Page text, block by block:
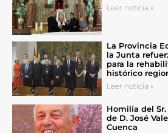
Leer noticia »
La Provincia
la Junta
para la
histórico
Leer noticia »
Homilía del
de D. José
Cuenca